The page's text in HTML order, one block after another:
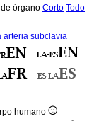
órgano Corto Todo
arteria subclavia
humano